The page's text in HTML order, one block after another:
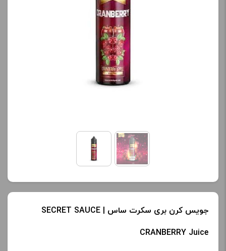
ک
جویس کرن بری سکرت ساس | SECRET SAUCE
CRANBERRY Juice